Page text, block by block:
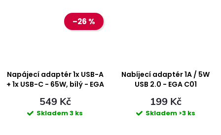
–26 %
Napájecí adaptér 1x USB-A
+ 1x USB-C - 65W, bílý - EGA
549 Kč
Skladem3 ks
Nabíjecí adaptér 1A / 5W
USB 2.0 - EGA C01
199 Kč
Skladem >3 ks